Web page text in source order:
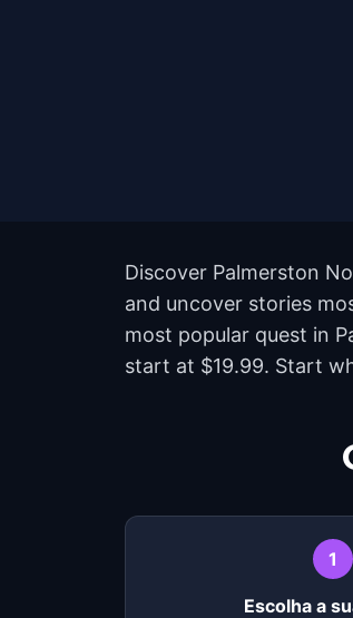
Discover Palmerston
and uncover stories
most popular quest in
start at $19.99. Start
1
Escolha a